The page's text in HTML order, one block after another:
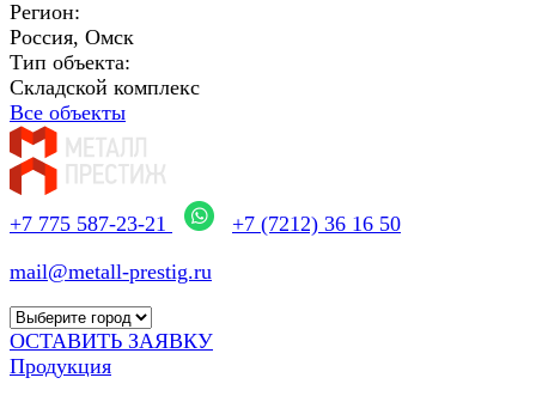
Регион:
Россия, Омск
Тип объекта:
Складской комплекс
Все объекты
+7 775 587-23-21
+7 (7212) 36 16 50
mail@metall-prestig.ru
ОСТАВИТЬ ЗАЯВКУ
Продукция